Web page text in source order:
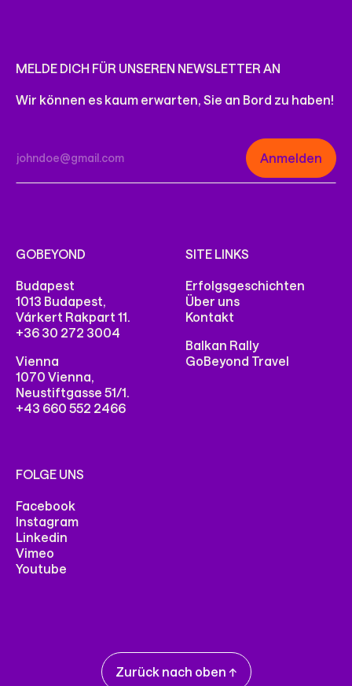
NIMM MIT UNS KONTAKT AUF
MELDE DICH FÜR UNSEREN NEWSLETTER AN
Wir können es kaum erwarten, Sie an Bord zu haben!
GOBEYOND
Budapest
1013 Budapest,
Várkert Rakpart 11.
+36 30 272 3004
Vienna
1070 Vienna,
Neustiftgasse 51/1.
+43 660 552 2466
SITE LINKS
Erfolgsgeschichten
Über uns
Kontakt
Balkan Rally
GoBeyond Travel
FOLGE UNS
Facebook
Instagram
Linkedin
Vimeo
Youtube
Zurück nach oben ↑